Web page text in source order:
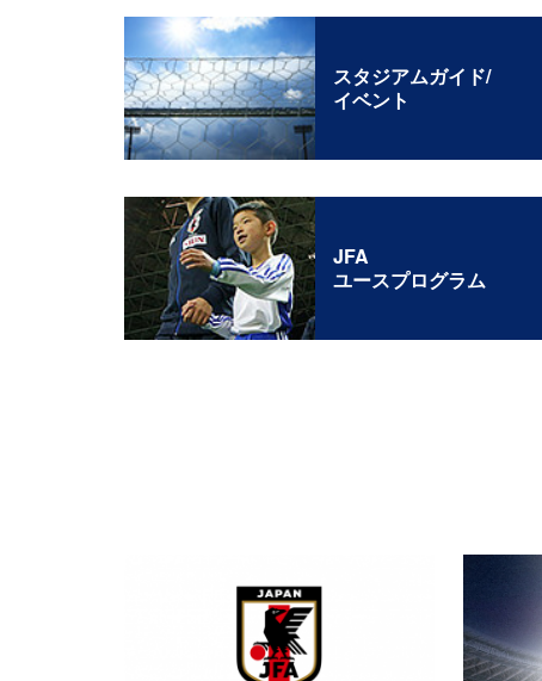
スタジアムガイド/
イベント
JFA
ユースプログラム